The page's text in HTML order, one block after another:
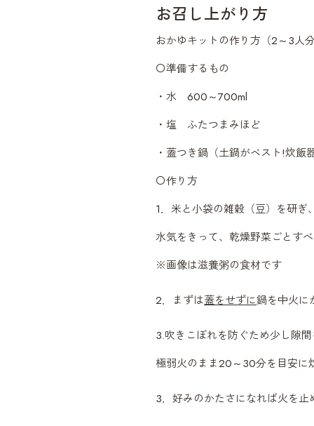
お召し上がり方
おかゆキットの作り方（2～3人分
〇準備するもの
・水 600～700ml
・塩 ふたつまみほど
・蓋つき鍋（土鍋がベスト!炊飯
〇作り方
1．米と小袋の雑穀（豆）を研ぎ、
水気をきって、乾燥野菜ごとす
※画像は滋養粥の食材です
2．まずは蓋をせずに鍋を中火に
3.吹きこぼれを防ぐため少し隙間
極弱火のまま20～30分を目安に
3．好みのかたさになれば火を止